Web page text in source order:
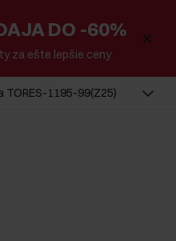
DO -60%
za ešte lepšie ceny
TORES-1195-99(Z25)